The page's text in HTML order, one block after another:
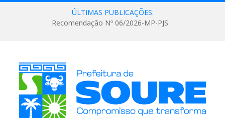
ÚLTIMAS PUBLICAÇÕES:
Recomendação Nº 06/2026-MP-PJS